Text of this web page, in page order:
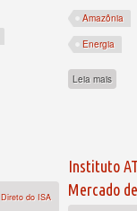
Amazônia
Energia
Leia mais
Direto do ISA
Instituto
Mercado